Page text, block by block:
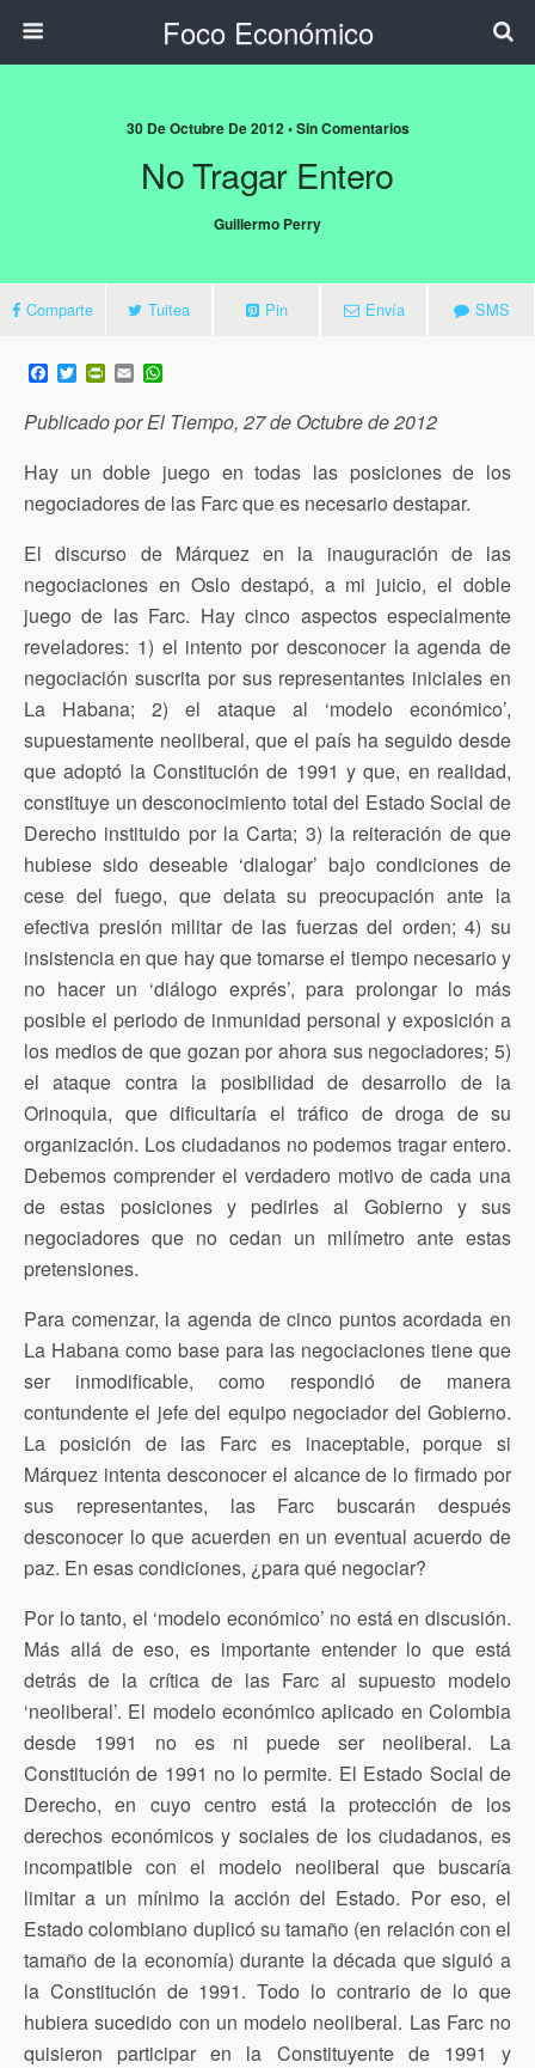
Foco Económico
30 De Octubre De 2012 • Sin Comentarios
No Tragar Entero
Guillermo Perry
Comparte Tuitea Pin Envía SMS
F
a
c
e
o
o
k
T
w
t
e
r
P
n
F
r
i
n
d
l
E
m
i
a
t
A
p
p
Publicado por El Tiempo, 27 de Octubre de 2012
Hay un doble juego en todas las posiciones de los
negociadores de las Farc que es necesario destapar.
El discurso de Márquez en la inauguración de las
negociaciones en Oslo destapó, a mi juicio, el doble
juego de las Farc. Hay cinco aspectos especialmente
reveladores: 1) el intento por desconocer la agenda de
negociación suscrita por sus representantes iniciales en
La Habana; 2) el ataque al ‘modelo económico’,
supuestamente neoliberal, que el país ha seguido desde
que adoptó la Constitución de 1991 y que, en realidad,
constituye un desconocimiento total del Estado Social de
Derecho instituido por la Carta; 3) la reiteración de que
hubiese sido deseable ‘dialogar’ bajo condiciones de
cese del fuego, que delata su preocupación ante la
efectiva presión militar de las fuerzas del orden; 4) su
insistencia en que hay que tomarse el tiempo necesario y
no hacer un ‘diálogo exprés’, para prolongar lo más
posible el periodo de inmunidad personal y exposición a
los medios de que gozan por ahora sus negociadores; 5)
el ataque contra la posibilidad de desarrollo de la
Orinoquia, que dificultaría el tráfico de droga de su
organización. Los ciudadanos no podemos tragar entero.
Debemos comprender el verdadero motivo de cada una
de estas posiciones y pedirles al Gobierno y sus
negociadores que no cedan un milímetro ante estas
pretensiones.
Para comenzar, la agenda de cinco puntos acordada en
La Habana como base para las negociaciones tiene que
ser inmodificable, como respondió de manera
contundente el jefe del equipo negociador del Gobierno.
La posición de las Farc es inaceptable, porque si
Márquez intenta desconocer el alcance de lo firmado por
sus representantes, las Farc buscarán después
desconocer lo que acuerden en un eventual acuerdo de
paz. En esas condiciones, ¿para qué negociar?
Por lo tanto, el ‘modelo económico’ no está en discusión.
Más allá de eso, es importante entender lo que está
detrás de la crítica de las Farc al supuesto modelo
‘neoliberal’. El modelo económico aplicado en Colombia
desde 1991 no es ni puede ser neoliberal. La
Constitución de 1991 no lo permite. El Estado Social de
Derecho, en cuyo centro está la protección de los
derechos económicos y sociales de los ciudadanos, es
incompatible con el modelo neoliberal que buscaría
limitar a un mínimo la acción del Estado. Por eso, el
Estado colombiano duplicó su tamaño (en relación con el
tamaño de la economía) durante la década que siguió a
la Constitución de 1991. Todo lo contrario de lo que
hubiera sucedido con un modelo neoliberal. Las Farc no
quisieron participar en la Constituyente de 1991 y